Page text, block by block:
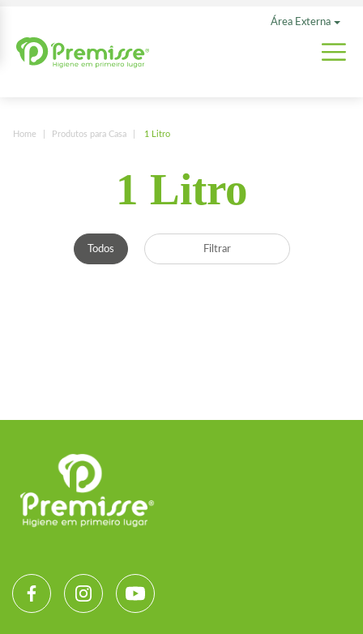
Área Externa
Home Produtos para Casa 1 Litro
1 Litro
Todos Filtrar